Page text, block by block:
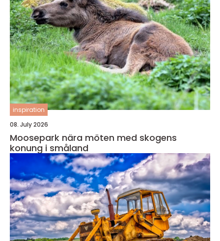
inspiration
08. July 2026
Moosepark nära möten med skogens
konung i småland